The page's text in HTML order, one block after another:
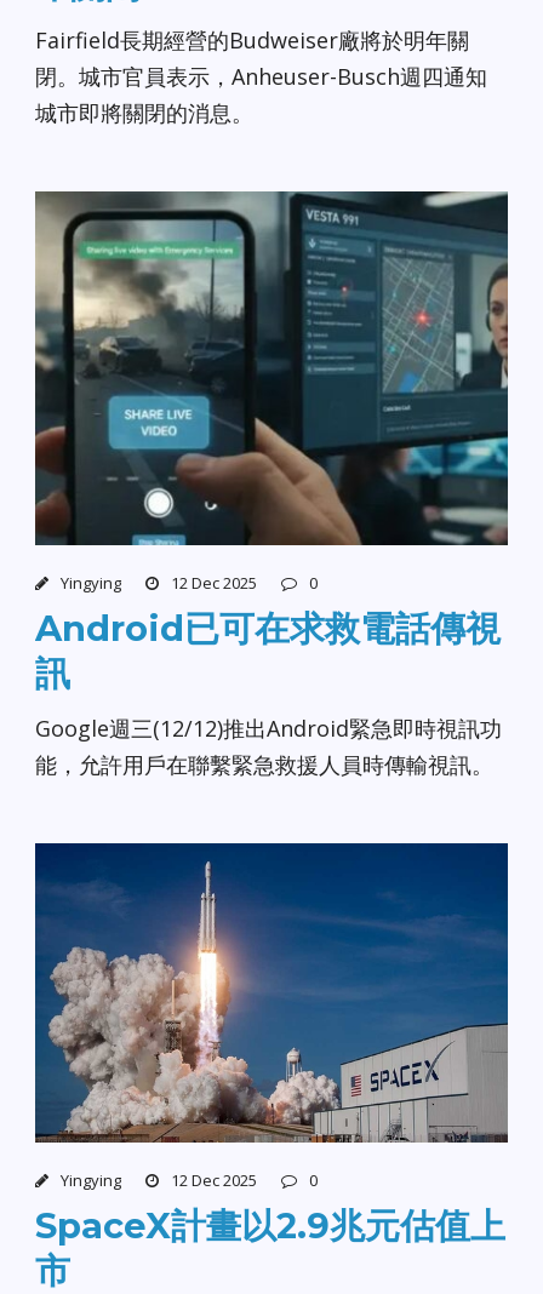
Fairfield長期經營的Budweiser廠將於明年關
閉。城市官員表示，Anheuser-Busch週四通知
城市即將關閉的消息。
Yingying 12 Dec 2025 0
Android已可在求救電話傳視
訊
Google週三(12/12)推出Android緊急即時視訊功
能，允許用戶在聯繫緊急救援人員時傳輸視訊。
Yingying 12 Dec 2025 0
SpaceX計畫以2.9兆元估值上
市